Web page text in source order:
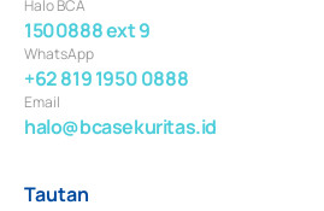
Halo BCA
1500888 ext 9
WhatsApp
+62 819 1950 0888
Email
halo@bcasekuritas.id
Tautan